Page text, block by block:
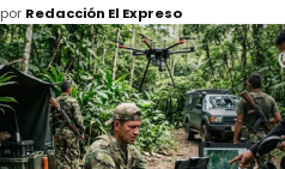
por Redacción El Expreso